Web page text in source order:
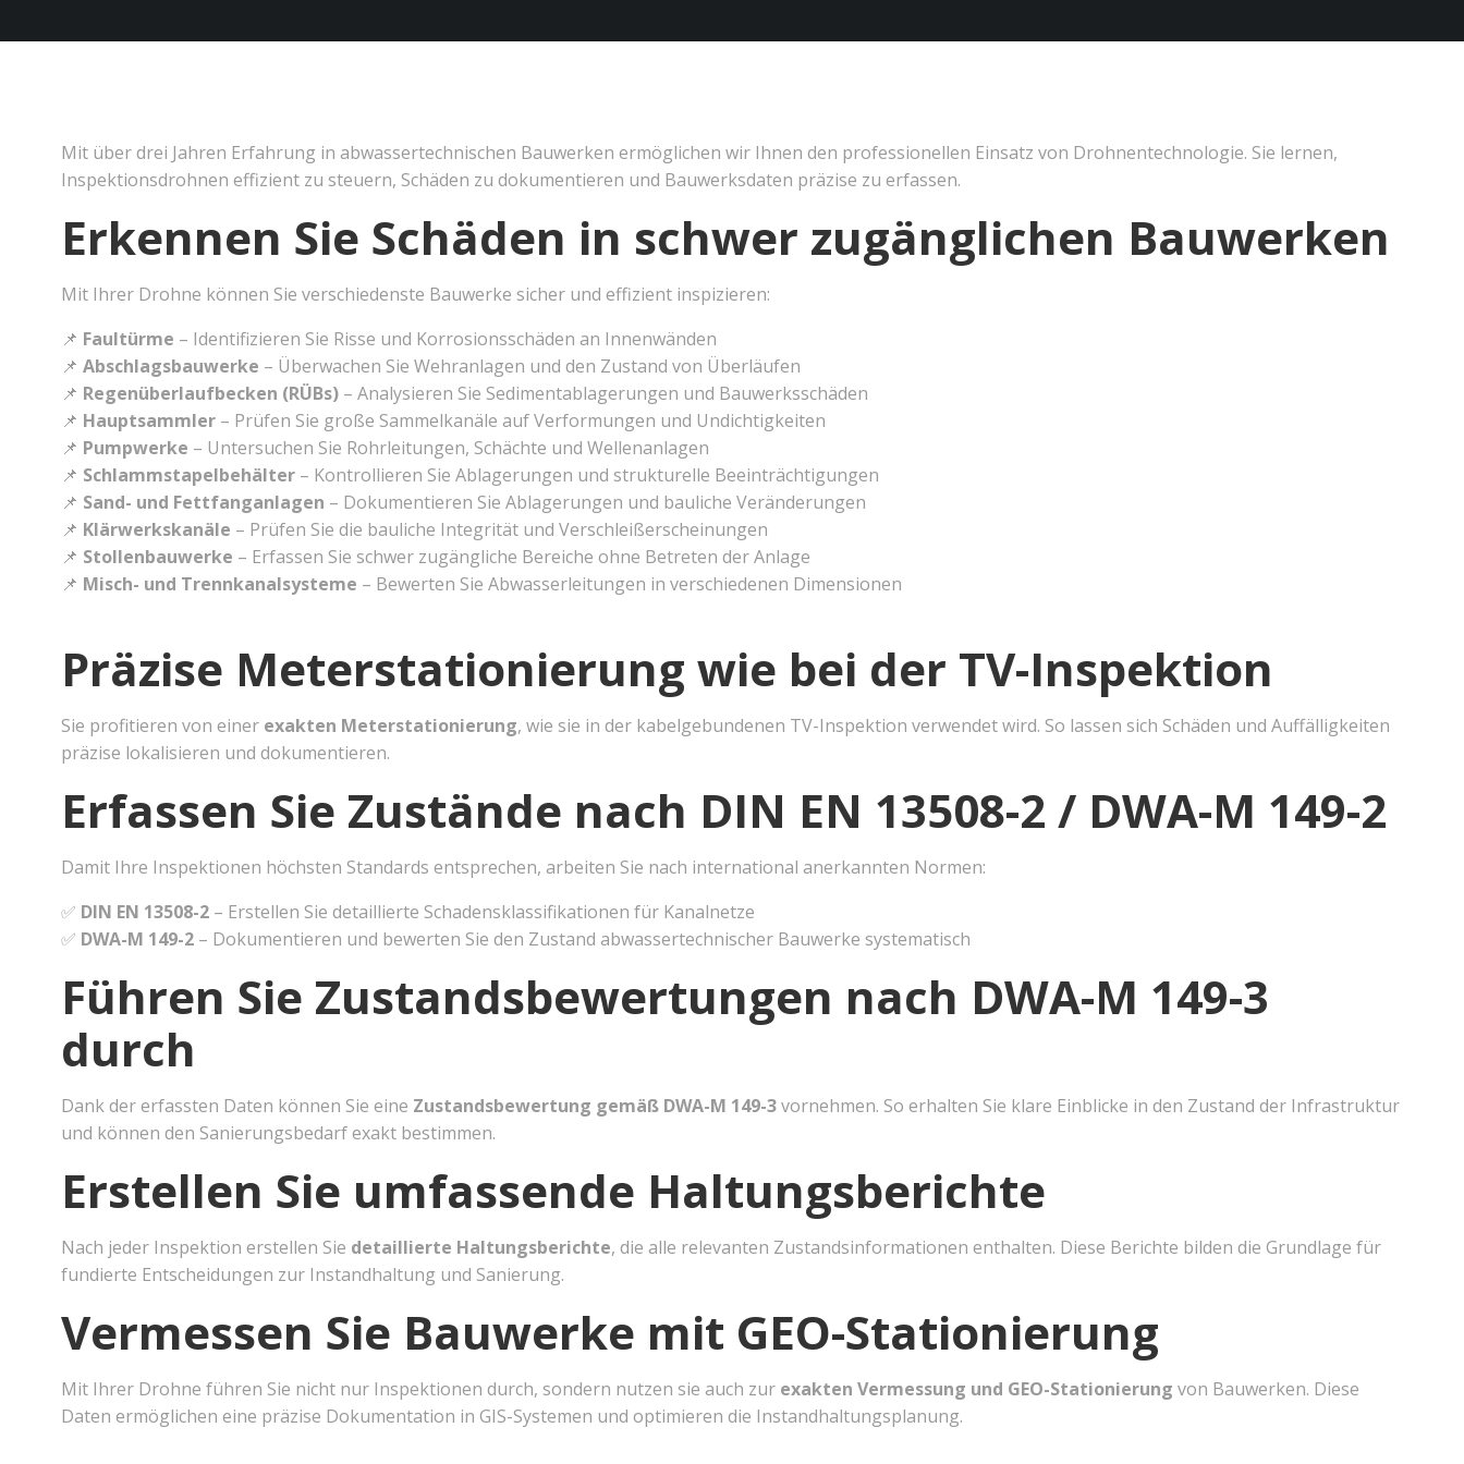
Mit über drei Jahren Erfahrung in abwassertechnischen Bauwerken ermöglichen wir Ihnen den professionellen Einsatz von Drohnentechnologie. Sie lernen,
Inspektionsdrohnen effizient zu steuern, Schäden zu dokumentieren und Bauwerksdaten präzise zu erfassen.
Erkennen Sie Schäden in schwer zugänglichen Bauwerken
Mit Ihrer Drohne können Sie verschiedenste Bauwerke sicher und effizient inspizieren:
📌 Faultürme – Identifizieren Sie Risse und Korrosionsschäden an Innenwänden
📌 Abschlagsbauwerke – Überwachen Sie Wehranlagen und den Zustand von Überläufen
📌 Regenüberlaufbecken (RÜBs) – Analysieren Sie Sedimentablagerungen und Bauwerksschäden
📌 Hauptsammler – Prüfen Sie große Sammelkanäle auf Verformungen und Undichtigkeiten
📌 Pumpwerke – Untersuchen Sie Rohrleitungen, Schächte und Wellenanlagen
📌 Schlammstapelbehälter – Kontrollieren Sie Ablagerungen und strukturelle Beeinträchtigungen
📌 Sand- und Fettfanganlagen – Dokumentieren Sie Ablagerungen und bauliche Veränderungen
📌 Klärwerkskanäle – Prüfen Sie die bauliche Integrität und Verschleißerscheinungen
📌 Stollenbauwerke – Erfassen Sie schwer zugängliche Bereiche ohne Betreten der Anlage
📌 Misch- und Trennkanalsysteme – Bewerten Sie Abwasserleitungen in verschiedenen Dimensionen
Präzise Meterstationierung wie bei der TV-Inspektion
Sie profitieren von einer exakten Meterstationierung, wie sie in der kabelgebundenen TV-Inspektion verwendet wird. So lassen sich Schäden und Auffälligkeiten
präzise lokalisieren und dokumentieren.
Erfassen Sie Zustände nach DIN EN 13508-2 / DWA-M 149-2
Damit Ihre Inspektionen höchsten Standards entsprechen, arbeiten Sie nach international anerkannten Normen:
✅ DIN EN 13508-2 – Erstellen Sie detaillierte Schadensklassifikationen für Kanalnetze
✅ DWA-M 149-2 – Dokumentieren und bewerten Sie den Zustand abwassertechnischer Bauwerke systematisch
Führen Sie Zustandsbewertungen nach DWA-M 149-3
durch
Dank der erfassten Daten können Sie eine Zustandsbewertung gemäß DWA-M 149-3vornehmen. So erhalten Sie klare Einblicke in den Zustand der Infrastruktur
und können den Sanierungsbedarf exakt bestimmen.
Erstellen Sie umfassende Haltungsberichte
Nach jeder Inspektion erstellen Sie detaillierte Haltungsberichte, die alle relevanten Zustandsinformationen enthalten. Diese Berichte bilden die Grundlage für
fundierte Entscheidungen zur Instandhaltung und Sanierung.
Vermessen Sie Bauwerke mit GEO-Stationierung
Mit Ihrer Drohne führen Sie nicht nur Inspektionen durch, sondern nutzen sie auch zur exakten Vermessung und GEO-Stationierung von Bauwerken. Diese
Daten ermöglichen eine präzise Dokumentation in GIS-Systemen und optimieren die Instandhaltungsplanung.